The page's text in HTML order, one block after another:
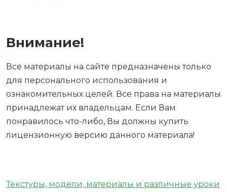
Внимание!
Все материалы на сайте предназначены только
для персонального использования и
ознакомительных целей. Все права на материалы
принадлежат их владельцам. Если Вам
понравилось что-либо, Вы должны купить
лицензионную версию данного материала!
Текстуры, модели, материалы и различные уроки